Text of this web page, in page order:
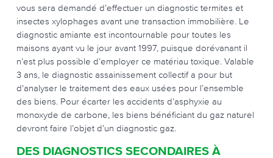
vous sera demandé d’effectuer un diagnostic termites et
insectes xylophages avant une transaction immobilière. Le
diagnostic amiante est incontournable pour toutes les
maisons ayant vu le jour avant 1997, puisque dorévanant il
n’est plus possible d’employer ce matériau toxique. Valable
3 ans, le diagnostic assainissement collectif a pour but
d'analyser le traitement des eaux usées pour l’ensemble
des biens. Pour écarter les accidents d’asphyxie au
monoxyde de carbone, les biens bénéficiant du gaz naturel
devront faire l’objet d’un diagnostic gaz.
DES DIAGNOSTICS SECONDAIRES À